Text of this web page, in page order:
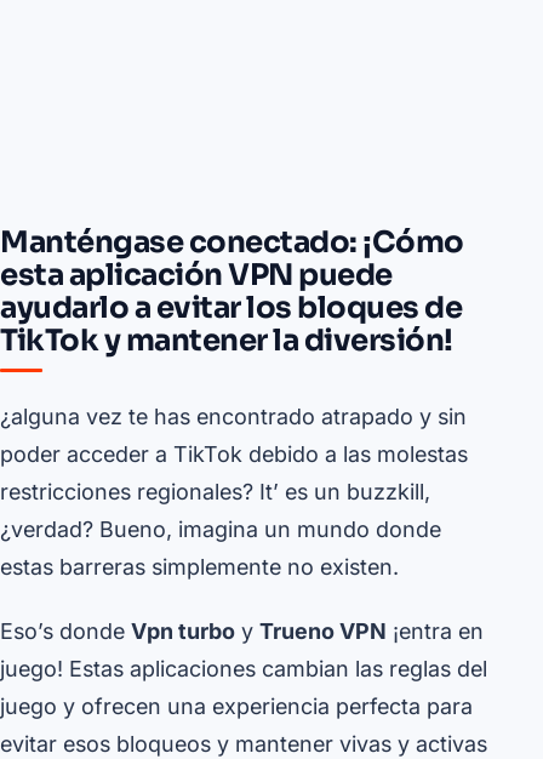
Manténgase conectado: ¡Cómo
esta aplicación VPN puede
ayudarlo a evitar los bloques de
TikTok y mantener la diversión!
¿alguna vez te has encontrado atrapado y sin
poder acceder a TikTok debido a las molestas
restricciones regionales? It’ es un buzzkill,
¿verdad? Bueno, imagina un mundo donde
estas barreras simplemente no existen.
Eso’s donde Vpn turbo y Trueno VPN ¡entra en
juego! Estas aplicaciones cambian las reglas del
juego y ofrecen una experiencia perfecta para
evitar esos bloqueos y mantener vivas y activas